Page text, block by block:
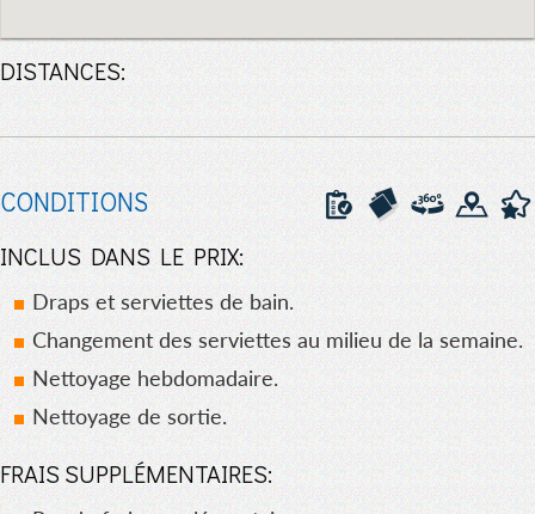
DISTANCES:
CONDITIONS
INCLUS DANS LE PRIX:
Draps et serviettes de bain.
Changement des serviettes au milieu de la semaine.
Nettoyage hebdomadaire.
Nettoyage de sortie.
FRAIS SUPPLÉMENTAIRES: